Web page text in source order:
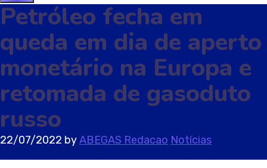
Petróleo fecha em
queda em dia de aperto
monetário na Europa e
retomada de gasoduto
russo
22/07/2022 byABEGAS Redacao Notícias